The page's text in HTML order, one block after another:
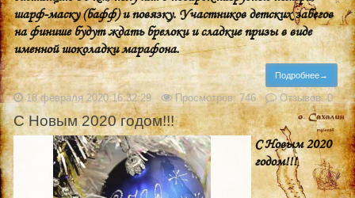
шарф-маску (бафф) и повязку. Участников детских забегов
на финише будут ждать брелоки и сладкие призы в виде
именной шоколадки марафона.
Подробнее→
18 февраля 2020 16:32:29 Просмотров: 746 Отзывов: 0
C Новым 2020 годом!!!
C Новым 2020
годом!!!